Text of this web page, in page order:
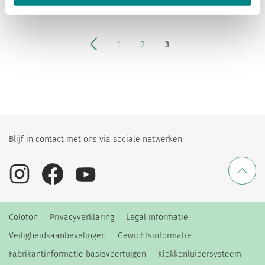
1 2 3
Blijf in contact met ons via sociale netwerken:
Colofon Privacyverklaring
Legal informatie
Veiligheidsaanbevelingen
Gewichtsinformatie
Fabrikantinformatie basisvoertuigen
Klokkenluidersysteem